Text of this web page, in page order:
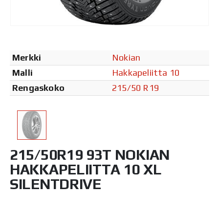
Merkki
Nokian
Malli
Hakkapeliitta 10
Rengaskoko
215/50 R19
215/50R19 93T NOKIAN
HAKKAPELIITTA 10 XL
SILENTDRIVE